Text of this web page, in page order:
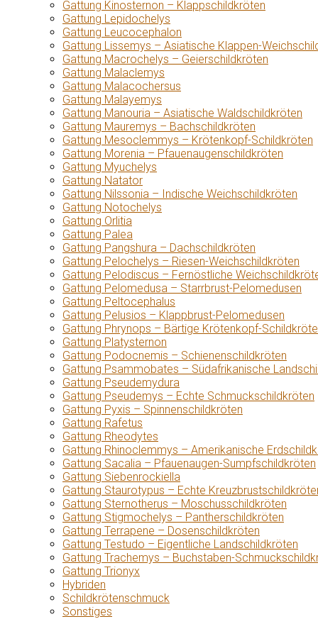
Gattung Kinosternon – Klappschildkröten
Gattung Lepidochelys
Gattung Leucocephalon
Gattung Lissemys – Asiatische Klappen-
Gattung Macrochelys – Geierschildkröten
Gattung Malaclemys
Gattung Malacochersus
Gattung Malayemys
Gattung Manouria – Asiatische Waldschildkröten
Gattung Mauremys – Bachschildkröten
Gattung Mesoclemmys – Krötenkopf-Schildkröten
Gattung Morenia – Pfauenaugenschildkröten
Gattung Myuchelys
Gattung Natator
Gattung Nilssonia – Indische Weichschildkröten
Gattung Notochelys
Gattung Orlitia
Gattung Palea
Gattung Pangshura – Dachschildkröten
Gattung Pelochelys – Riesen-Weichschildkröten
Gattung Pelodiscus – Fernöstliche
Gattung Pelomedusa – Starrbrust-Pelomedusen
Gattung Peltocephalus
Gattung Pelusios – Klappbrust-Pelomedusen
Gattung Phrynops – Bärtige Krötenkopf-
Gattung Platysternon
Gattung Podocnemis – Schienenschildkröten
Gattung Psammobates – Südafrikanische
Gattung Pseudemydura
Gattung Pseudemys – Echte Schmuckschildkröten
Gattung Pyxis – Spinnenschildkröten
Gattung Rafetus
Gattung Rheodytes
Gattung Rhinoclemmys – Amerikanische
Gattung Sacalia – Pfauenaugen-Sumpfschildkröten
Gattung Siebenrockiella
Gattung Staurotypus – Echte
Gattung Sternotherus – Moschusschildkröten
Gattung Stigmochelys – Pantherschildkröten
Gattung Terrapene – Dosenschildkröten
Gattung Testudo – Eigentliche Landschildkröten
Gattung Trachemys – Buchstaben-
Gattung Trionyx
Hybriden
Schildkrötenschmuck
Sonstiges